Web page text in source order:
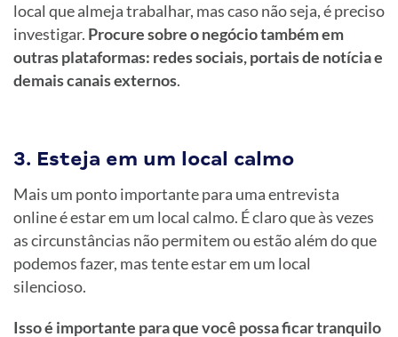
local que almeja trabalhar, mas caso não seja, é preciso
investigar. Procure sobre o negócio também em
outras plataformas: redes sociais, portais de notícia e
demais canais externos.
3. Esteja em um local calmo
Mais um ponto importante para uma entrevista
online é estar em um local calmo. É claro que às vezes
as circunstâncias não permitem ou estão além do que
podemos fazer, mas tente estar em um local
silencioso.
Isso é importante para que você possa ficar tranquilo